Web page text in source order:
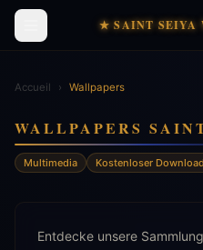
★ SAINT SEIYA
Accueil › Wallpapers
WALLPAPERS
Multimedia Kostenloser Download
Entdecke unsere